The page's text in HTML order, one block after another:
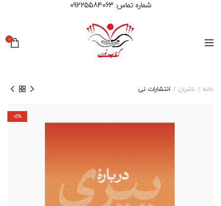
شماره تماس:09225584063
0
خانه ناشران انتشارات نی
-5%